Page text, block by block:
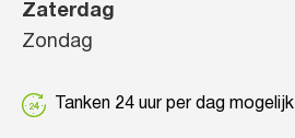
Zaterdag
Zondag
Tanken 24 uur per dag mogelijk